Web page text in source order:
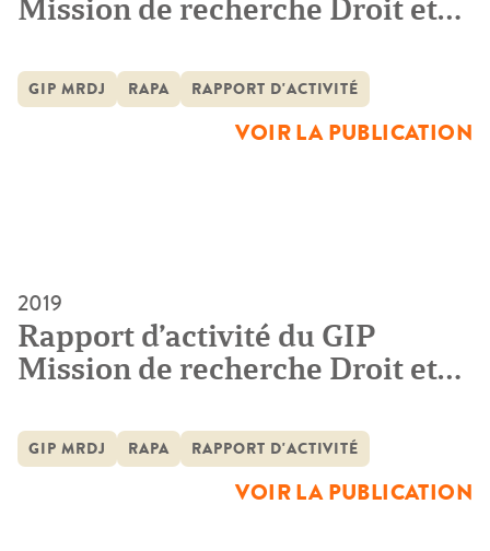
Mission de recherche Droit et
GIP MRDJ RAPA RAPPORT D'ACTIVITÉ
VOIR LA PUBLICATION
2019
Rapport d’activité du GIP
Mission de recherche Droit et
GIP MRDJ RAPA RAPPORT D'ACTIVITÉ
VOIR LA PUBLICATION